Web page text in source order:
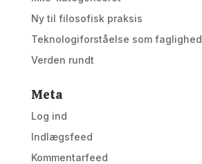
Ny til filosofisk praksis
Teknologiforståelse som faglighed
Verden rundt
Meta
Log ind
Indlægsfeed
Kommentarfeed